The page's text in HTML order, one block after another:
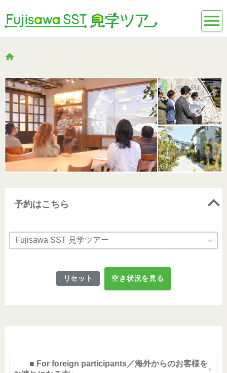
予約はこちら
Fujisawa SST 見学ツアー
リセット 空き状況を見る
■ For foreign participants／海外からのお客様を